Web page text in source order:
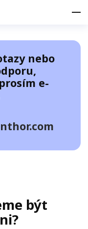
nebo
e-
být